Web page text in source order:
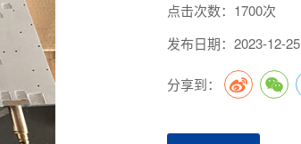
点击次数：1700次
发布日期：2023-12-25
分享到：